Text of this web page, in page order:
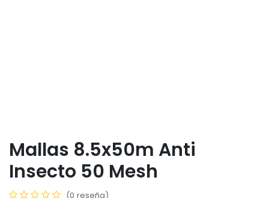
Mallas 8.5x50m Anti
Insecto 50 Mesh
(0 reseña)